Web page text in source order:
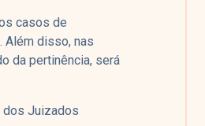
casos de
Além disso, nas
da pertinência, será
dos Juizados